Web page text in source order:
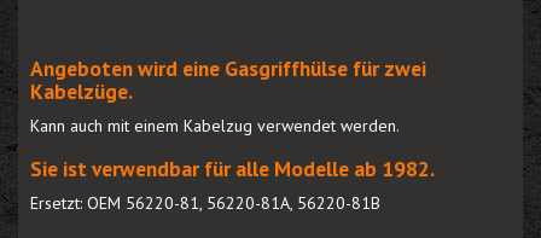
Angeboten wird eine Gasgriffhülse für zwei
Kabelzüge.
Kann auch mit einem Kabelzug verwendet werden.
Sie ist verwendbar für alle Modelle ab 1982.
Ersetzt: OEM 56220-81, 56220-81A, 56220-81B